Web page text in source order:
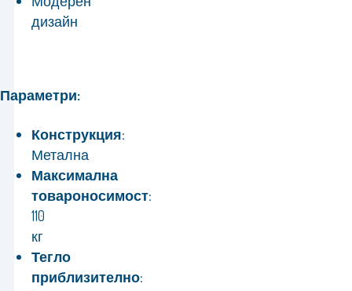
дизайн
Параметри:
Конструкция:
Метална
Максимална
товароносимост:
110
кг
Тегло
приблизително: